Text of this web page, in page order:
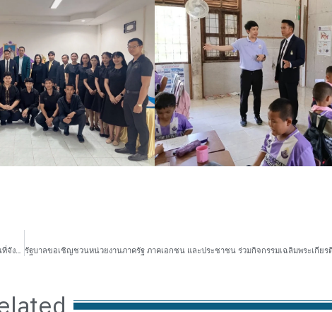
>>การประชุมเชิงปฏิบัติการ “การเสริมสร้างความเข้มแข็ง 1 อำเภอ 1 สถานศึกษาคุณภาพ ตามบริบทของพื้นที่จังหวัดขอนแก่น”